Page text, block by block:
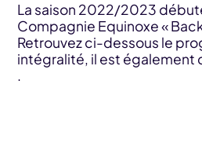
La saison 2022/2023
Compagnie Equinoxe « Back
Retrouvez ci-dessous le
intégralité, il est également
.